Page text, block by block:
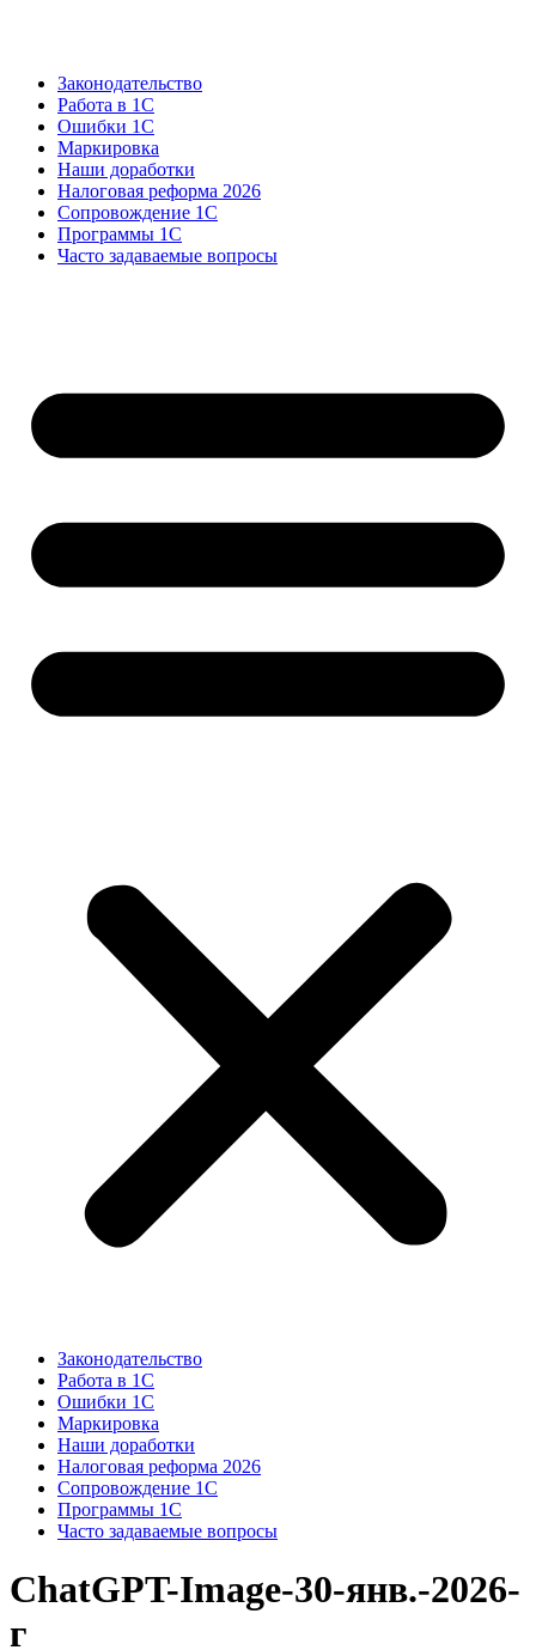
Законодательство
Работа в 1С
Ошибки 1С
Маркировка
Наши доработки
Налоговая реформа 2026
Сопровождение 1С
Программы 1С
Часто задаваемые вопросы
Законодательство
Работа в 1С
Ошибки 1С
Маркировка
Наши доработки
Налоговая реформа 2026
Сопровождение 1С
Программы 1С
Часто задаваемые вопросы
ChatGPT-Image-30-янв.-2026-
г